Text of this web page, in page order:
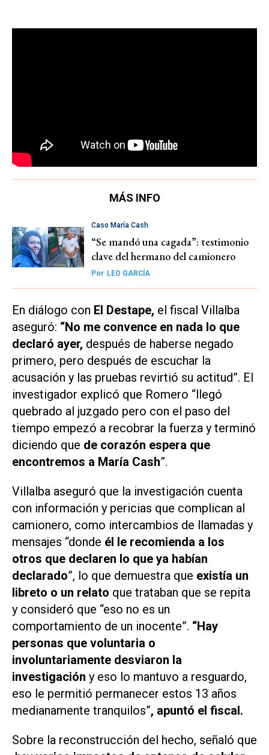
MÁS INFO
Caso María Cash
“Se mandó una cagada”: testimonio
clave del hermano del camionero
Por LEO GARCÍA
En diálogo con El Destape, el fiscal Villalba
aseguró: “No me convence en nada lo que
declaró ayer, después de haberse negado
primero, pero después de escuchar la
acusación y las pruebas revirtió su actitud”. El
investigador explicó que Romero “llegó
quebrado al juzgado pero con el paso del
tiempo empezó a recobrar la fuerza y terminó
diciendo que de corazón espera que
encontremos a María Cash”.
Villalba aseguró que la investigación cuenta
con información y pericias que complican al
camionero, como intercambios de llamadas y
mensajes “donde él le recomienda a los
otros que declaren lo que ya habían
declarado”, lo que demuestra que existía un
libreto o un relato que trataban que se repita
y consideró que “eso no es un
comportamiento de un inocente”. “Hay
personas que voluntaria o
involuntariamente desviaron la
investigación y eso lo mantuvo a resguardo,
eso le permitió permanecer estos 13 años
medianamente tranquilos”, apuntó el fiscal.
Sobre la reconstrucción del hecho, señaló que